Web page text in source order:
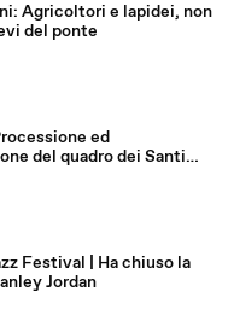
Agricoltori e lapidei, non
del ponte
ed
del quadro dei Santi
Festival | Ha chiuso la
Jordan